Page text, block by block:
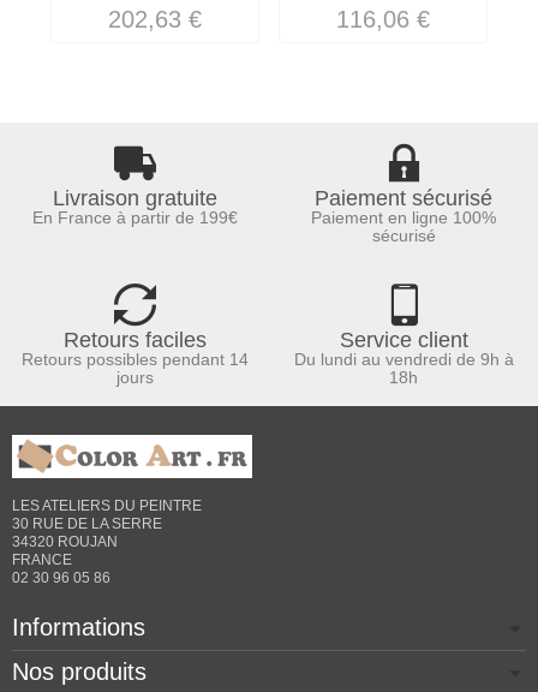
202,63 € 116,06 €
Livraison gratuite
En France à partir de 199€
Paiement sécurisé
Paiement en ligne 100%
sécurisé
Retours faciles
Retours possibles pendant 14
jours
Service client
Du lundi au vendredi de 9h à
18h
LES ATELIERS DU PEINTRE
30 RUE DE LA SERRE
34320 ROUJAN
FRANCE
02 30 96 05 86
Informations
Nos produits